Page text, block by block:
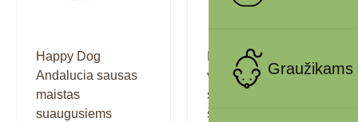
Graužikams
Happy Dog
Andalucia sausas
maistas
suaugusiems
Happy Dog Greece
visavertis pašaras
suaugusiems
šunims su ėriena,